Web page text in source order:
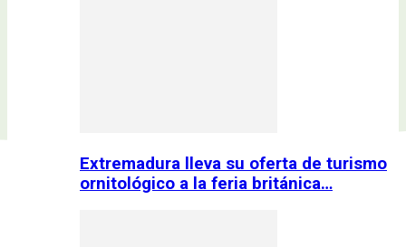
Extremadura lleva su oferta de turismo
ornitológico a la feria británica…